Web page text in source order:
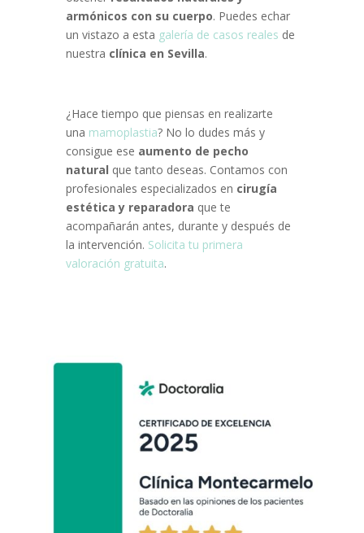
armónicos con su cuerpo. Puedes echar
un vistazo a esta galería de casos reales de
nuestra clínica en Sevilla.
¿Hace tiempo que piensas en realizarte
una mamoplastia? No lo dudes más y
consigue ese aumento de pecho
natural que tanto deseas. Contamos con
profesionales especializados en cirugía
estética y reparadora que te
acompañarán antes, durante y después de
la intervención. Solicita tu primera
valoración gratuita.